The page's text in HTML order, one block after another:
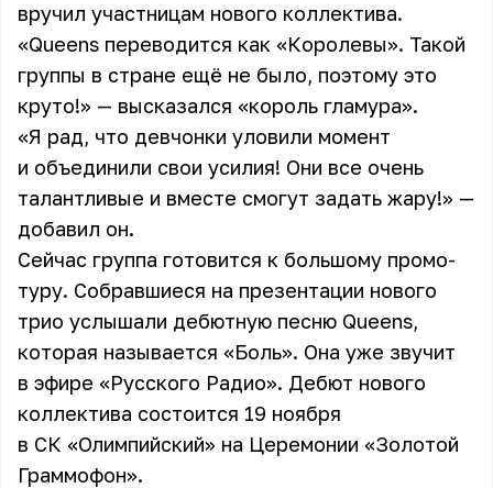
вручил участницам нового коллектива.
«Queens переводится как «Королевы». Такой
группы в стране ещё не было, поэтому это
круто!» — высказался «король гламура».
«Я рад, что девчонки уловили момент
и объединили свои усилия! Они все очень
талантливые и вместе смогут задать жару!» —
добавил он.
Сейчас группа готовится к большому промо-
туру. Собравшиеся на презентации нового
трио услышали дебютную песню Queens,
которая называется «Боль». Она уже звучит
в эфире «Русского Радио». Дебют нового
коллектива состоится 19 ноября
в СК «Олимпийский» на Церемонии «Золотой
Граммофон».